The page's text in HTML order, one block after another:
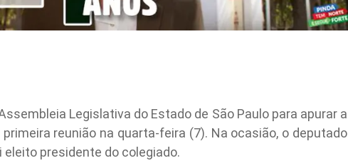
Legislativa do Estado de São Paulo para apurar a
reunião na quarta-feira (7). Na ocasião, o deputado
eleito presidente do colegiado.